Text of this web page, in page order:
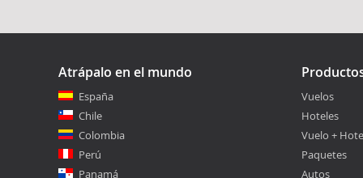
Atrápalo en el mundo
España
Chile
Colombia
Perú
Panamá
Vuelos
Hoteles
Vuelo +
Paquetes
Autos